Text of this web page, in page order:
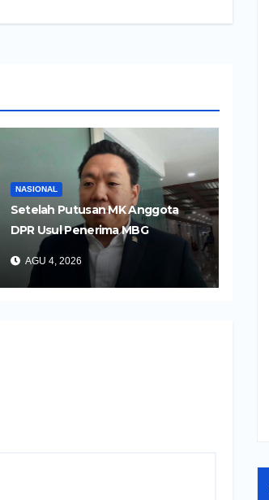
NASIONAL
Setelah Putusan MK Anggota
DPR Usul Penerima MBG
Dipangkas Jadi 26 Juta Orang
AGU 4, 2026